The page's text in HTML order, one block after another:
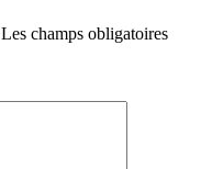
Les champs obligatoires